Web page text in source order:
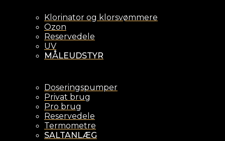
Klorinator og klorsvømmere
Ozon
Reservedele
UV
MÅLEUDSTYR
Doseringspumper
Privat brug
Pro brug
Reservedele
Termometre
SALTANLÆG